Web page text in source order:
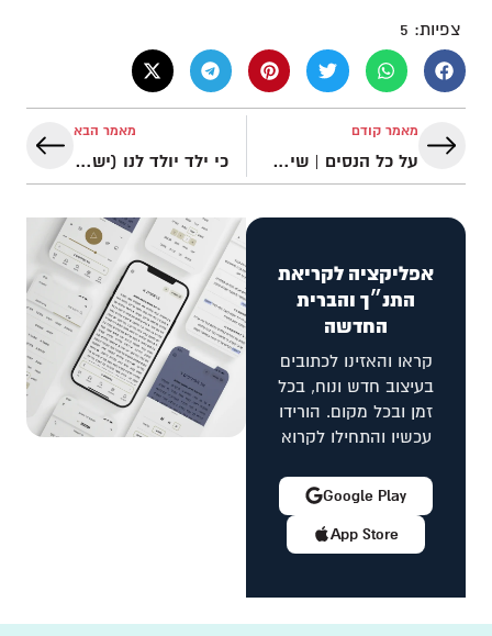
צפיות: 5
מאמר קודם
על כל הנסים | שיר הלל לפסח מאת SOLU
מאמר הבא
כי ילד יולד לנו (ישעיהו ט' 5) – ביצוע מודרני לקלאסיקה ״משיח״ של הנדל
אפליקציה לקריאת
התנ״ך והברית
החדשה
קראו והאזינו לכתובים
בעיצוב חדש ונוח, בכל
זמן ובכל מקום. הורידו
עכשיו והתחילו לקרוא
App Store
Google Play